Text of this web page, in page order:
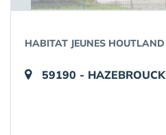
HABITAT JEUNES HOUTLAND
59190 - HAZEBROUCK